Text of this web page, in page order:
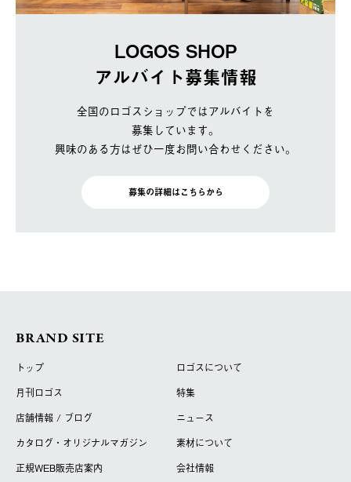
LOGOS SHOP
アルバイト募集情報
全国のロゴスショップではアルバイトを
募集しています。
興味のある方はぜひ一度お問い合わせください。
募集の詳細はこちらから
BRAND SITE
トップ
ロゴスについて
月刊ロゴス
特集
店舗情報 / ブログ
ニュース
カタログ・オリジナルマガジン
素材について
正規WEB販売店案内
会社情報